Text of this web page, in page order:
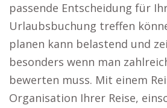
passende Entscheidung für
Urlaubsbuchung treffen
planen kann belastend und
besonders wenn man
bewerten muss. Mit einem
Organisation Ihrer Reise,